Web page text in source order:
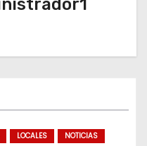
LOCALES NOTICIAS